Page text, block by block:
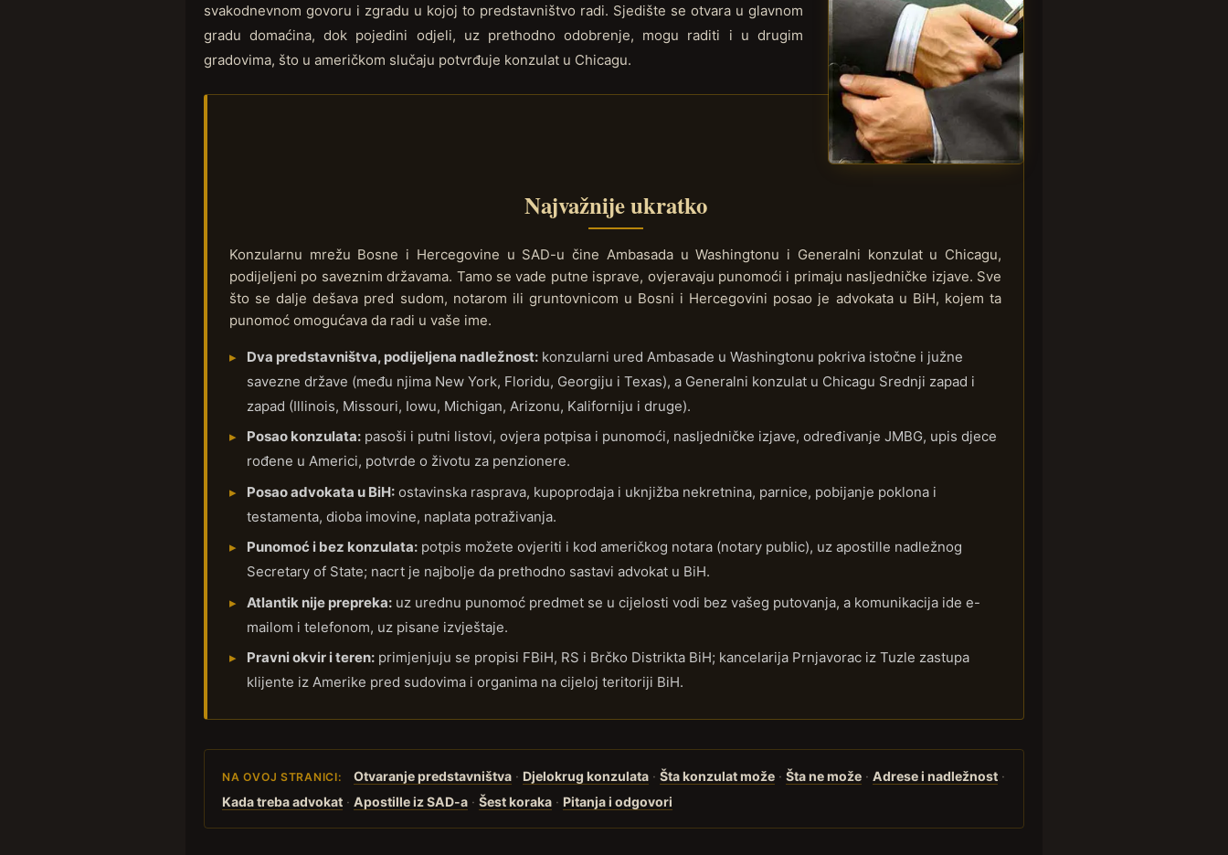
svakodnevnom govoru i zgradu u kojoj to predstavništvo radi. Sjedište se otvara u glavnom
gradu domaćina, dok pojedini odjeli, uz prethodno odobrenje, mogu raditi i u drugim
gradovima, što u američkom slučaju potvrđuje konzulat u Chicagu.
Najvažnije ukratko
Konzularnu mrežu Bosne i Hercegovine u SAD-u čine Ambasada u Washingtonu i Generalni konzulat u Chicagu,
podijeljeni po saveznim državama. Tamo se vade putne isprave, ovjeravaju punomoći i primaju nasljedničke izjave. Sve
što se dalje dešava pred sudom, notarom ili gruntovnicom u Bosni i Hercegovini posao je advokata u BiH, kojem ta
punomoć omogućava da radi u vaše ime.
Dva predstavništva, podijeljena nadležnost: konzularni ured Ambasade u Washingtonu pokriva istočne i južne
savezne države (među njima New York, Floridu, Georgiju i Texas), a Generalni konzulat u Chicagu Srednji zapad i
zapad (Illinois, Missouri, Iowu, Michigan, Arizonu, Kaliforniju i druge).
Posao konzulata: pasoši i putni listovi, ovjera potpisa i punomoći, nasljedničke izjave, određivanje JMBG, upis djece
rođene u Americi, potvrde o životu za penzionere.
Posao advokata u BiH: ostavinska rasprava, kupoprodaja i uknjižba nekretnina, parnice, pobijanje poklona i
testamenta, dioba imovine, naplata potraživanja.
Punomoć i bez konzulata: potpis možete ovjeriti i kod američkog notara (notary public), uz apostille nadležnog
Secretary of State; nacrt je najbolje da prethodno sastavi advokat u BiH.
Atlantik nije prepreka: uz urednu punomoć predmet se u cijelosti vodi bez vašeg putovanja, a komunikacija ide e-
mailom i telefonom, uz pisane izvještaje.
Pravni okvir i teren: primjenjuju se propisi FBiH, RS i Brčko Distrikta BiH; kancelarija Prnjavorac iz Tuzle zastupa
klijente iz Amerike pred sudovima i organima na cijeloj teritoriji BiH.
NA OVOJ STRANICI: Otvaranje predstavništva · Djelokrug konzulata · Šta konzulat može · Šta ne može · Adrese i nadležnost ·
Kada treba advokat · Apostille iz SAD-a · Šest koraka · Pitanja i odgovori